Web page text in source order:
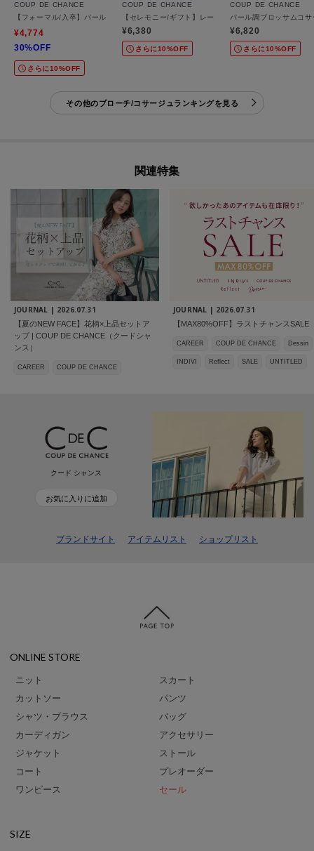
COUP DE CHANCE
【フォーマル/入卒】パール調ブローチ
¥4,774
30%OFF
さらに10%OFF
COUP DE CHANCE
【セレモニー/ギフト】レーンパー調ブローチ
¥6,380
さらに10%OFF
COUP DE CHANCE
パール調ブロッサムコサ
¥6,820
さらに10%OFF
その他のブローチ/コサージュランキングを見る
関連特集
JOURNAL | 2026.07.31
【夏のNEW FACE】花柄×上品セットア
ップ | COUP DE CHANCE（クードシャ
ンス）
CAREER COUP DE CHANCE
JOURNAL | 2026.07.31
【MAX80%OFF】ラストチャンスSALE
CAREER COUP DE CHANCE Dessin
INDIVI Reflect SALE UNTITLED
クード シャンス
お気に入りに追加
ブランドサイト アイテムリスト ショップリスト
ONLINE STORE
ニット
カットソー
シャツ・ブラウス
カーディガン
ジャケット
コート
ワンピース
スカート
パンツ
バッグ
アクセサリー
ストール
プレオーダー
セール
SIZE